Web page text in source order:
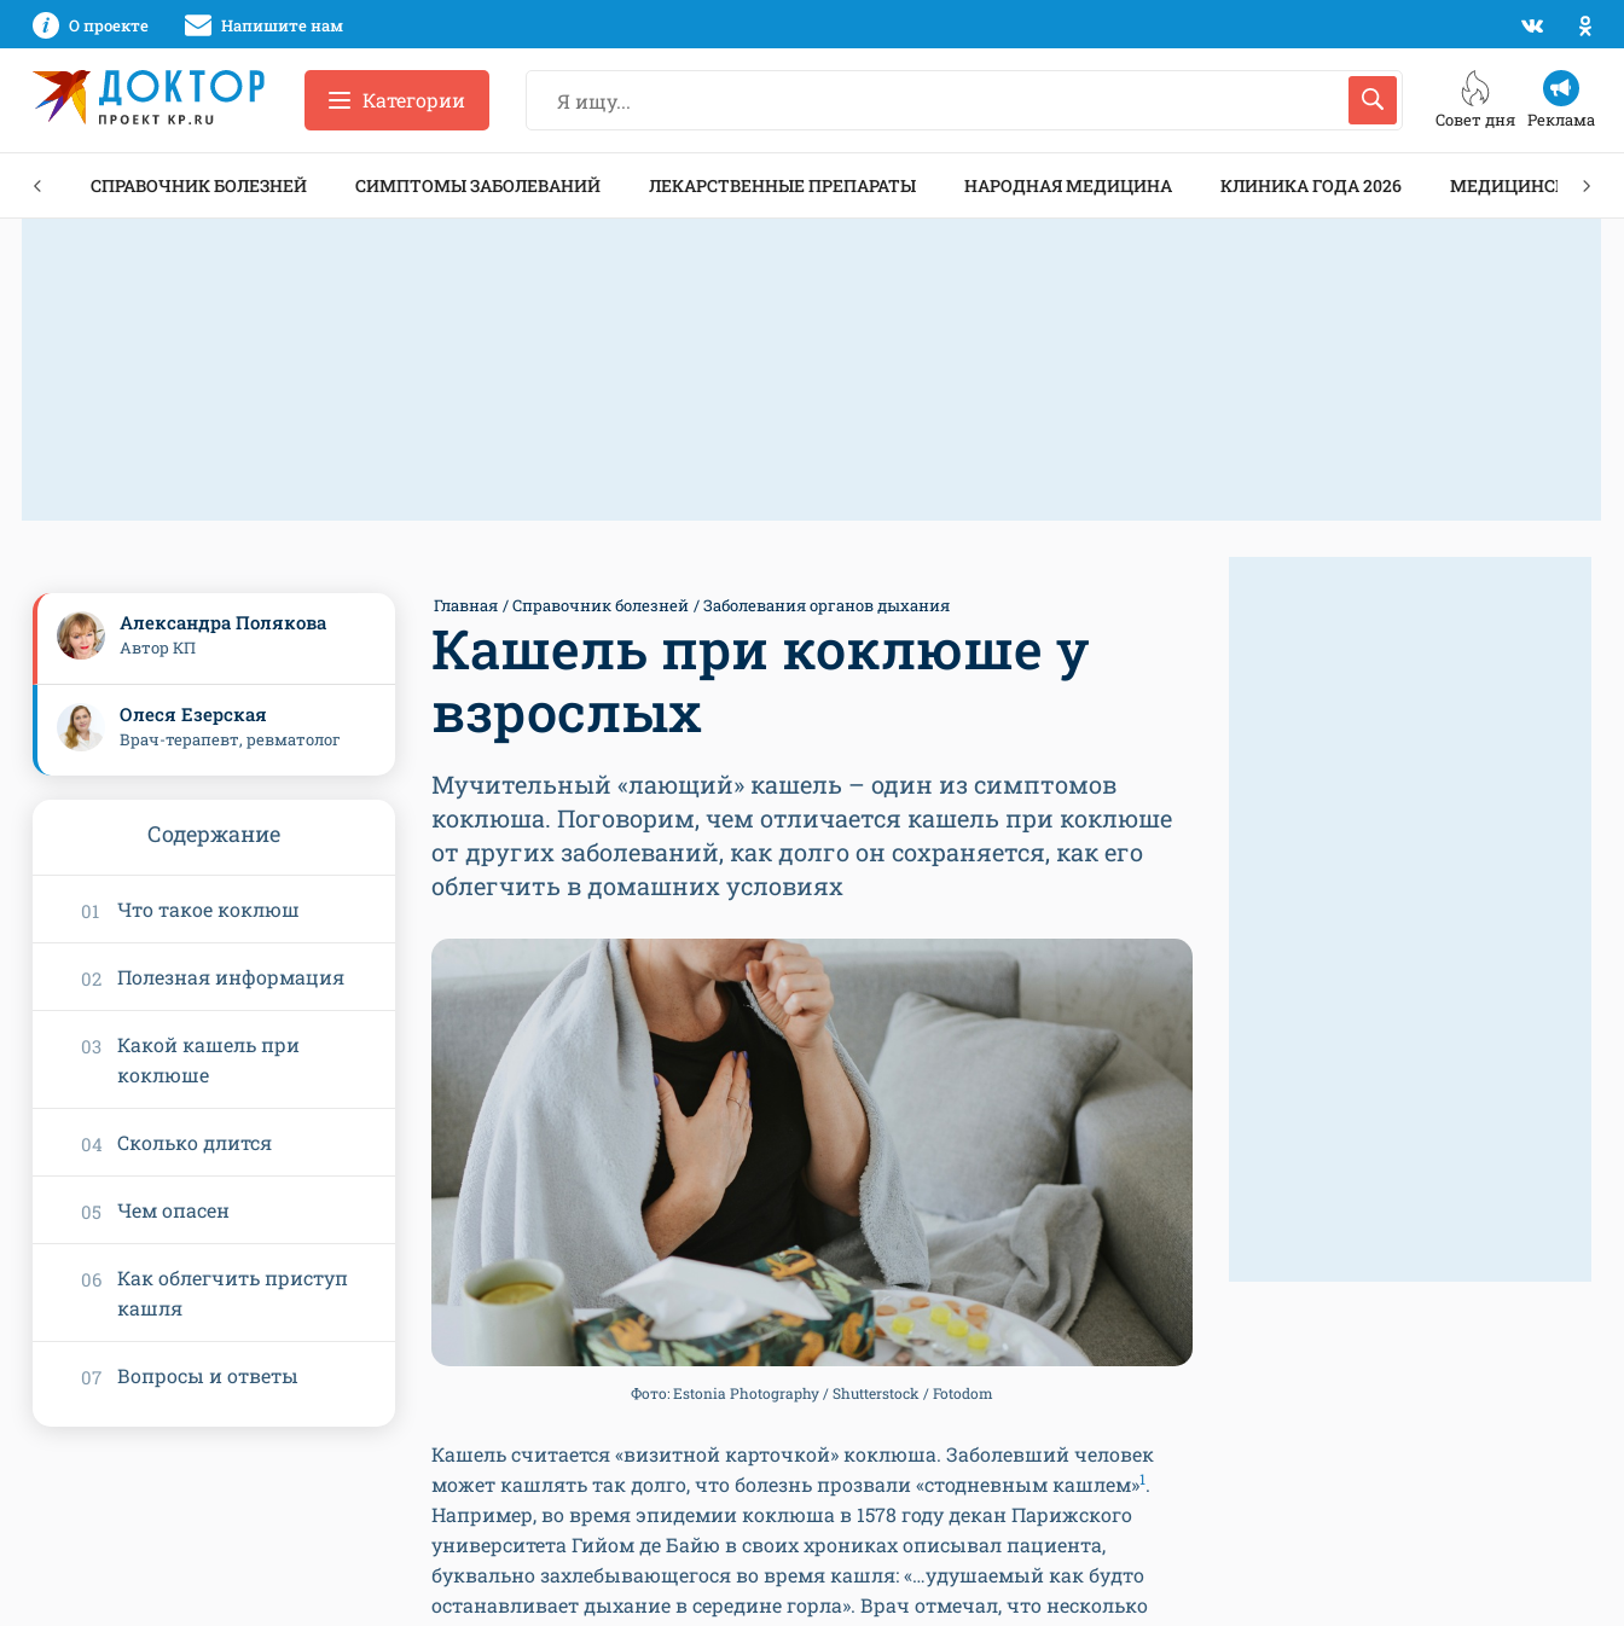
О проекте Напишите нам
Совет дня Реклама
Категории
СПРАВОЧНИК БОЛЕЗНЕЙ СИМПТОМЫ ЗАБОЛЕВАНИЙ ЛЕКАРСТВЕННЫЕ ПРЕПАРАТЫ НАРОДНАЯ МЕДИЦИНА КЛИНИКА ГОДА 2026 МЕДИЦИНСКИЕ
Главная Справочник болезней Заболевания органов дыхания
Кашель при коклюше у
взрослых
Мучительный «лающий» кашель – один из симптомов
коклюша. Поговорим, чем отличается кашель при коклюше
от других заболеваний, как долго он сохраняется, как его
облегчить в домашних условиях
Фото: Estonia Photography / Shutterstock / Fotodom
Кашель считается «визитной карточкой» коклюша. Заболевший человек
может кашлять так долго, что болезнь прозвали «стодневным кашлем»1.
Например, во время эпидемии коклюша в 1578 году декан Парижского
университета Гийом де Байю в своих хрониках описывал пациента,
буквально захлебывающегося во время кашля: «…удушаемый как будто
останавливает дыхание в середине горла». Врач отмечал, что несколько
Александра Полякова
Автор КП
Олеся Езерская
Врач-терапевт, ревматолог
Содержание
Что такое коклюш
Полезная информация
Какой кашель при
коклюше
Сколько длится
Чем опасен
Как облегчить приступ
кашля
Вопросы и ответы